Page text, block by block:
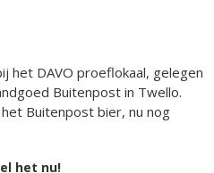
het DAVO proeflokaal, gelegen
Buitenpost in Twello.
Buitenpost bier, nu nog
het nu!